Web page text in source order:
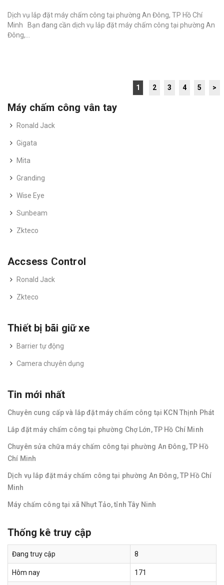
Dịch vụ lắp đặt máy chấm công tại phường An Đông, TP Hồ Chí
Minh Bạn đang cần dịch vụ lắp đặt máy chấm công tại phường An
Đông,...
1 2 3 4 5 >
Máy chấm công vân tay
Ronald Jack
Gigata
Mita
Granding
Wise Eye
Sunbeam
Zkteco
Accsess Control
Ronald Jack
Zkteco
Thiết bị bãi giữ xe
Barrier tự động
Camera chuyên dụng
Tin mới nhất
Chuyên cung cấp và lắp đặt máy chấm công tại KCN Thịnh Phát
Lắp đặt máy chấm công tại phường Chợ Lớn, TP Hồ Chí Minh
Chuyên sửa chữa máy chấm công tại phường An Đông, TP Hồ
Chí Minh
Dịch vụ lắp đặt máy chấm công tại phường An Đông, TP Hồ Chí
Minh
Máy chấm công tại xã Nhựt Tảo, tỉnh Tây Ninh
Thống kê truy cập
Đang truy cập 8
Hôm nay 171